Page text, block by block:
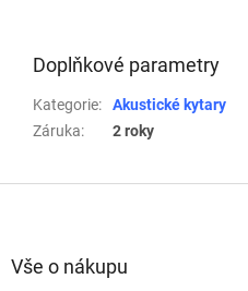
Doplňkové parametry
Kategorie:
Akustické kytary
Záruka: 2 roky
Vše o nákupu